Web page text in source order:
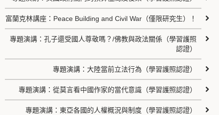
富蘭克林講座：Peace Building and Civil War（僅限研究生）！
專題演講：孔子還受國人尊敬嗎？/佛教與政法關係（學習護照
認證）
專題演講：大陸當前立法行為（學習護照認證）
專題演講：從莫言看中國作家的當代意識（學習護照認證）
專題演講：東亞各國的人權概況與制度（學習護照認證）